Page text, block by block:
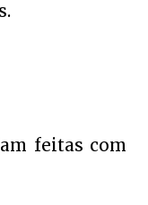
feitas com